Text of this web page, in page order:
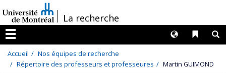
au
contenu
/La recherche
Menu
Liens
Langues
Accueil
Nos équipes de recherche
Répertoire des professeurs et professeures
Martin GUIMOND